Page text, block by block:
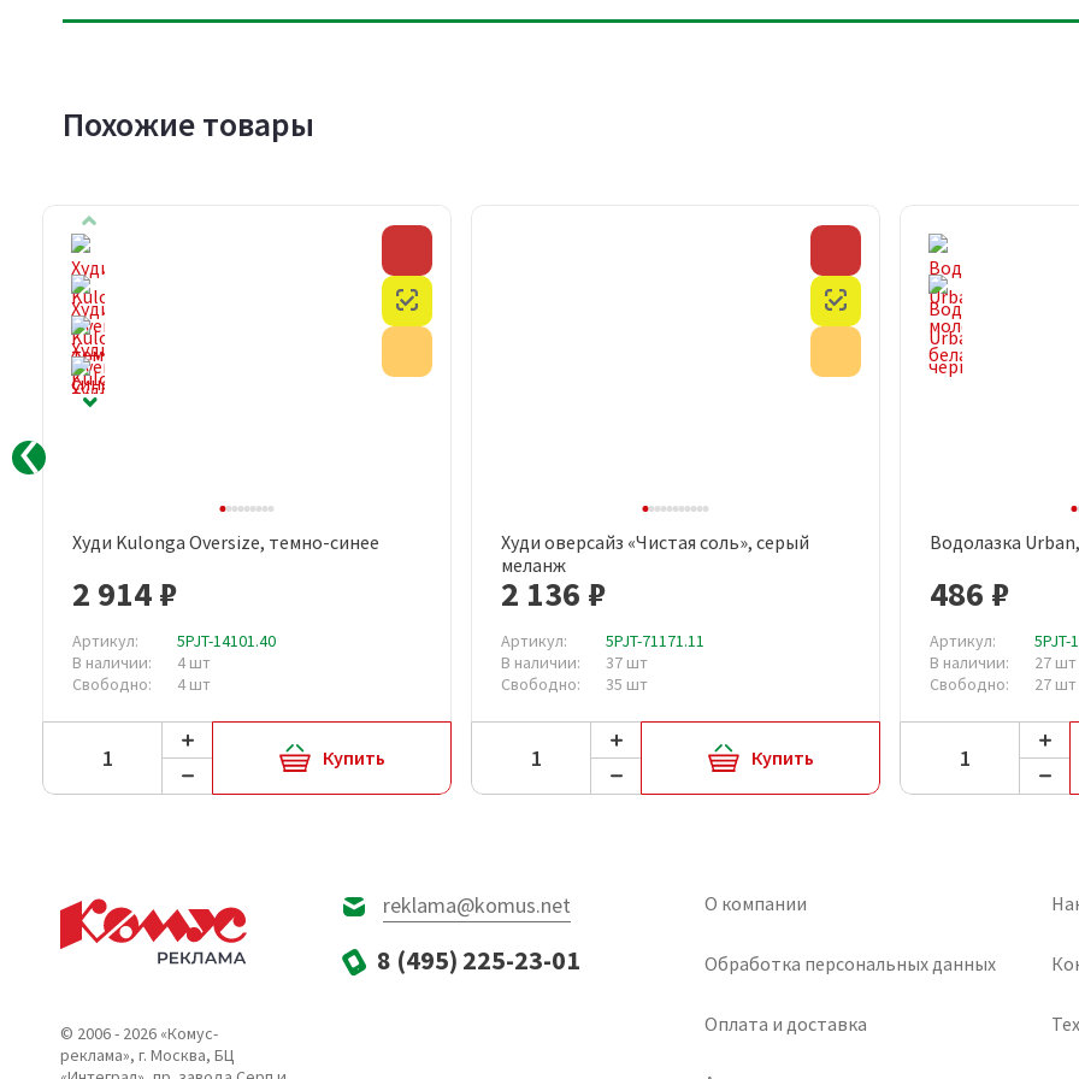
Похожие товары
Честный знак
Быстрый просмотр
Худи Kulonga Oversize, темно-синее
2 914 ₽
Артикул:
5PJT-14101.40
В наличии:
4 шт
Свободно:
4 шт
Купить
Честный знак
Быстрый просмотр
Худи оверсайз «Чистая соль», серый
меланж
2 136 ₽
Артикул:
5PJT-71171.11
В наличии:
37 шт
Свободно:
35 шт
Купить
Водолазка
486 ₽
Артикул:
5PJT-
В наличии:
27 шт
Свободно:
27 шт
© 2006 - 2026 «Комус-
реклама», г. Москва, БЦ
reklama@komus.net
8 (495) 225-23-01
О компании
Обработка персональных данных
Оплата и доставка